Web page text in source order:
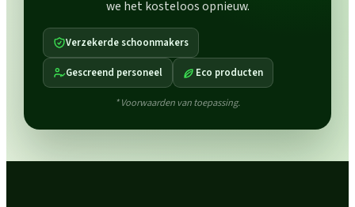
we het kosteloos opnieuw.
Verzekerde schoonmakers
Gescreend personeel Eco producten
* Voorwaarden van toepassing.